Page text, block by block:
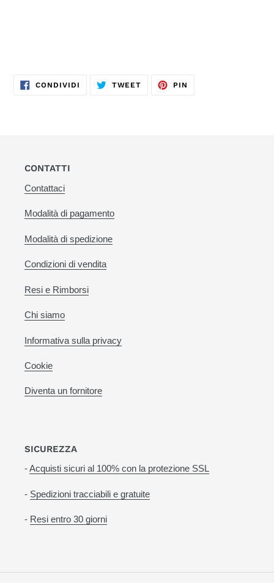
CONDIVIDI CONDIVIDITWEET TWITTA PIN
CONTATTI
Contattaci
Modalità di pagamento
Modalità di spedizione
Condizioni di vendita
Resi e Rimborsi
Chi siamo
Informativa sulla privacy
Cookie
Diventa un fornitore
SICUREZZA
-Acquisti sicuri al 100% con la protezione SSL
- Spedizioni tracciabili e gratuite
- Resi entro 30 giorni